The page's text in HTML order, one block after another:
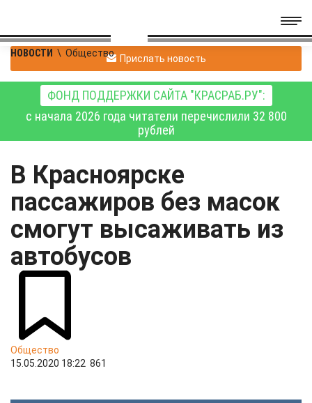
НОВОСТИ \ Общество Прислать новость
ФОНД ПОДДЕРЖКИ САЙТА "КРАСРАБ.РУ":
с начала 2026 года читатели перечислили 32 800
рублей
В Красноярске
пассажиров без масок
смогут высаживать из
автобусов
Общество
15.05.2020 18:22 861